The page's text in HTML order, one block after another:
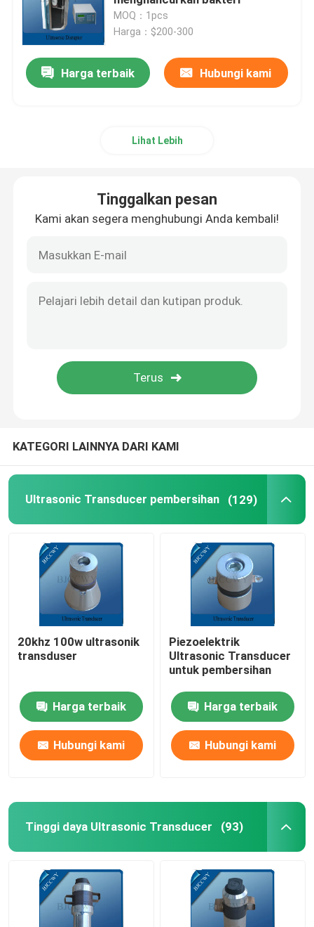
Getaran Ultrasonic Transducer
Immersible Ultrasonic Transducer
Mesin pembersih ultrasonik
Pengganggu ultrasonik sel
Reaktor ultrasonik
Piezoelektrik keramik Discs
Ultrasonic Beauty Transducer
Impedansi Ultrasonik
Ultrasonic Atomizing Transducer
Ultrasonic Tubular Transducer
MOQ：1pcs
Harga：$200-300
Harga terbaik Hubungi kami
Lihat Lebih
Tinggalkan pesan
Kami akan segera menghubungi Anda kembali!
KATEGORI LAINNYA DARI KAMI
Ultrasonic Transducer pembersihan (129)
20khz 100w ultrasonik
transduser
Harga terbaik
Hubungi kami
Piezoelektrik
Ultrasonic Transducer
untuk pembersihan
Harga terbaik
Hubungi kami
Tinggi daya Ultrasonic Transducer (93)